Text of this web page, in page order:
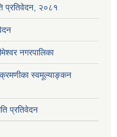
प्रतिवेदन, २०८१
नगरपालिका
स्वमूल्याङ्कन
प्रतिवेदन